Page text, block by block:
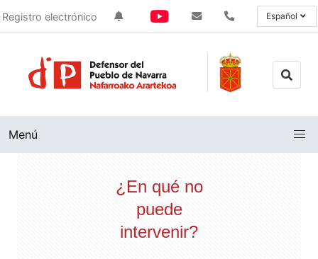
Registro electrónico Español
Menú
¿En qué no
puede
intervenir?